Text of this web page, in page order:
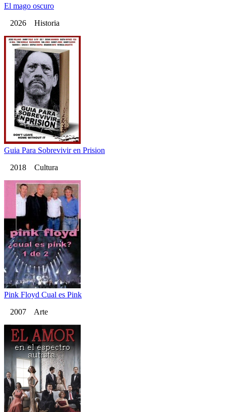
El mago oscuro
2026 Historia
Guia Para Sobrevivir en Prision
2018 Cultura
Pink Floyd Cual es Pink
2007 Arte